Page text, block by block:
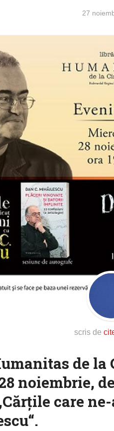
27
scris de
de la
noiembrie,
care